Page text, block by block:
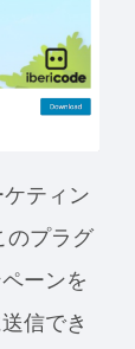
ティン
のプラグ
ーンを
信でき